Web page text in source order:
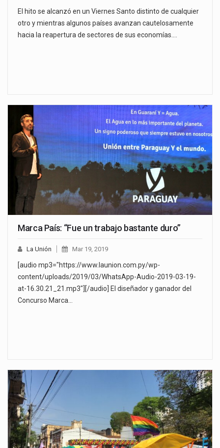
El hito se alcanzó en un Viernes Santo distinto de cualquier
otro y mientras algunos países avanzan cautelosamente
hacia la reapertura de sectores de sus economías.…
Marca País: “Fue un trabajo bastante duro”
La Unión Mar 19, 2019
[audio mp3="https://www.launion.com.py/wp-
content/uploads/2019/03/WhatsApp-Audio-2019-03-19-
at-16.30.21_21.mp3"][/audio] El diseñador y ganador del
Concurso Marca…